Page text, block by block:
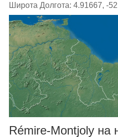
Широта Долгота: 4.91667, -
Rémire-Montjoly на